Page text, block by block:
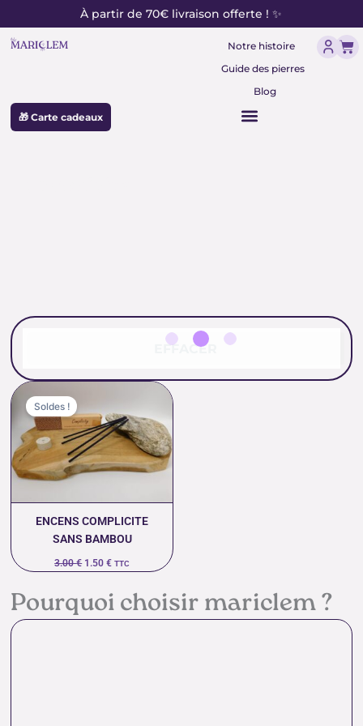
au
contenu
À partir de 70€ livraison offerte ! ✨
Notre histoire
Guide des pierres
Blog
🎁 Carte cadeaux
EFFACER
Soldes !
ENCENS COMPLICITE
SANS BAMBOU
3.00€
initial
était :
3.00 €.
1.50€
actuel
est :
1.50 €.
TTC
Pourquoi choisir mariclem ?